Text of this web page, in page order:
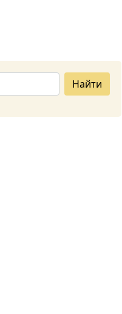
Найти